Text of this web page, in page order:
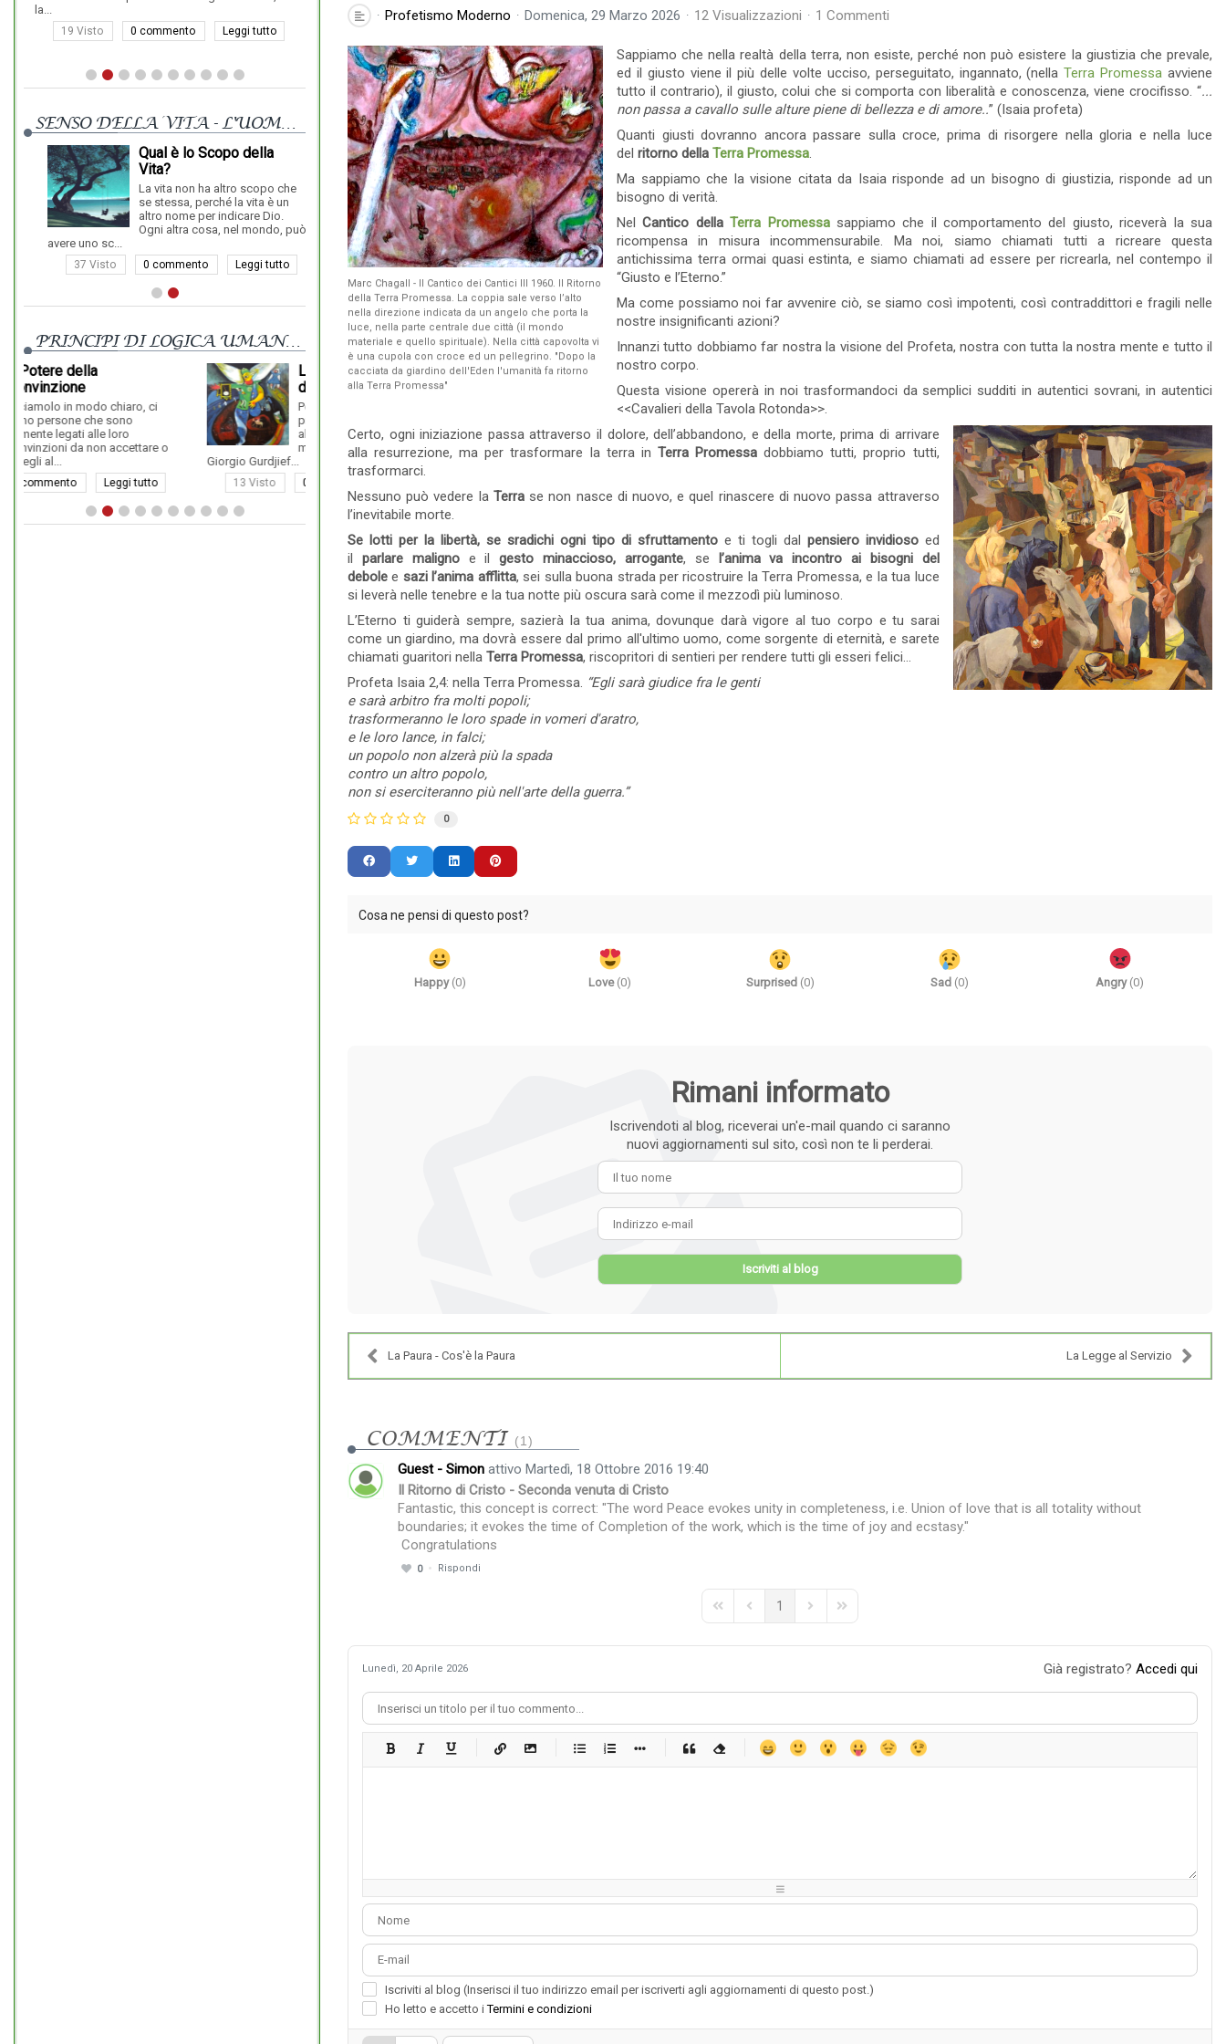
Profetismo Moderno Domenica, 29 Marzo 2026 12 Visualizzazioni 1 Commenti
Marc Chagall - Il Cantico dei Cantici III 1960. Il Ritorno
della Terra Promessa. La coppia sale verso l’alto
nella direzione indicata da un angelo che porta la
luce, nella parte centrale due città (il mondo
materiale e quello spirituale). Nella città capovolta vi
è una cupola con croce ed un pellegrino. "Dopo la
cacciata da giardino dell'Eden l'umanità fa ritorno
alla Terra Promessa"
Sappiamo che nella realtà della terra, non esiste, perché non può esistere la giustizia che prevale,
ed il giusto viene il più delle volte ucciso, perseguitato, ingannato, (nellaTerra Promessa avviene
tutto il contrario), il giusto, colui che si comporta con liberalità e conoscenza, viene crocifisso. “...
non passa a cavallo sulle alture piene di bellezza e di amore..” (Isaia profeta)
Quanti giusti dovranno ancora passare sulla croce, prima di risorgere nella gloria e nella luce
del ritorno della Terra Promessa.
Ma sappiamo che la visione citata da Isaia risponde ad un bisogno di giustizia, risponde ad un
bisogno di verità.
NelCantico dellaTerra Promessasappiamo che il comportamento del giusto, riceverà la sua
ricompensa in misura incommensurabile. Ma noi, siamo chiamati tutti a ricreare questa
antichissima terra ormai quasi estinta, e siamo chiamati ad essere per ricrearla, nel contempo il
“Giusto e l’Eterno.”
Ma come possiamo noi far avvenire ciò, se siamo così impotenti, così contraddittori e fragili nelle
nostre insignificanti azioni?
Innanzi tutto dobbiamo far nostra la visione del Profeta, nostra con tutta la nostra mente e tutto il
nostro corpo.
Questa visione opererà in noi trasformandoci da semplici sudditi in autentici sovrani, in autentici
<<Cavalieri della Tavola Rotonda>>.
Certo, ogni iniziazione passa attraverso il dolore, dell’abbandono, e della morte, prima di arrivare
alla resurrezione, ma per trasformare la terra in Terra Promessa dobbiamo tutti, proprio tutti,
trasformarci.
Nessuno può vedere la Terrase non nasce di nuovo, e quel rinascere di nuovo passa attraverso
l’inevitabile morte.
Se lotti per la libertà, se sradichi ogni tipo di sfruttamentoe ti togli dal pensiero invidiosoed
il parlare malignoe ilgesto minaccioso, arrogante, se l’anima va incontro ai bisogni del
debolee sazi l’anima afflitta, sei sulla buona strada per ricostruire la Terra Promessa, e la tua luce
si leverà nelle tenebre e la tua notte più oscura sarà come il mezzodì più luminoso.
L’Eterno ti guiderà sempre, sazierà la tua anima, dovunque darà vigore al tuo corpo e tu sarai
come un giardino, ma dovrà essere dal primo all'ultimo uomo, come sorgente di eternità, e sarete
chiamati guaritori nella Terra Promessa, riscopritori di sentieri per rendere tutti gli esseri felici…
Profeta Isaia 2,4: nella Terra Promessa. “Egli sarà giudice fra le genti
e sarà arbitro fra molti popoli;
trasformeranno le loro spade in vomeri d'aratro,
e le loro lance, in falci;
un popolo non alzerà più la spada
contro un altro popolo,
non si eserciteranno più nell'arte della guerra.”
0
Cosa ne pensi di questo post?
Happy(0) Love(0) Surprised (0) Sad (0) Angry(0)
Rimani informato
Iscrivendoti al blog, riceverai un'e-mail quando ci saranno
nuovi aggiornamenti sul sito, così non te li perderai.
Iscriviti al blog
La Paura - Cos'è la Paura La Legge al Servizio
COMMENTI 1
Guest - Simon attivo Martedì, 18 Ottobre 2016 19:40
Il Ritorno di Cristo - Seconda venuta di Cristo
Fantastic, this concept is correct: "The word Peace evokes unity in completeness, i.e. Union of love that is all totality without
boundaries; it evokes the time of Completion of the work, which is the time of joy and ecstasy."
Congratulations
0 Rispondi
First PagePrevious Page
1
Next PageLast Page
Già registrato? Accedi qui
Lunedì, 20 Aprile 2026
-
-
-
-
-
-
-
-
Iscriviti al blog (Inserisci il tuo indirizzo email per iscriverti agli aggiornamenti di questo post.)
Ho letto e accetto iTermini e condizioni
la...
19 Visto 0 commento Leggi tutto
16 Visto 0 commento Leggi tutto
SENSO DELLA VITA - L'UOMO NUOVO
Qual è lo Scopo della
Vita?
La vita non ha altro scopo che
se stessa, perché la vita è un
altro nome per indicare Dio.
Ogni altra cosa, nel mondo, può
avere uno sc...
37 Visto 0 commento Leggi tutto
PRINCIPI DI LOGICA UMANISTICA
L'Anima - La Scoperta
Pensate che tutte le religioni,
proprio tutte, credono che voi
abbiate un Anima, che venite al
mondo con l'anima.
Giorgio Gurdjief...
13 Visto 0 commento Leggi tutto
La Legge del Cielo -
Cantico di Maria e dei
e la ripeto anche con le parole
del vecchio saggio cinese
Taoista Lao...
Ci è stato chiesto di chiarire il
concetto del perdono.
dimenticare, obliare, significa
ricercare le vere cause...
Disobbedienza
perché il "peccato" è solo la
trasgressione cosciente e
volontaria del...
11 Visto 0 commento Leggi tutto